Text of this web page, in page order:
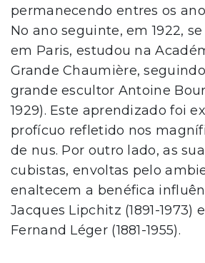
permanecendo entres os
No ano seguinte, em 1922,
em Paris, estudou na
Grande Chaumière,
grande escultor Antoine
1929). Este aprendizado foi
profícuo refletido nos
de nus. Por outro lado, as
cubistas, envoltas pelo
enaltecem a benéfica
Jacques Lipchitz (1891-1973)
Fernand Léger (1881-1955).